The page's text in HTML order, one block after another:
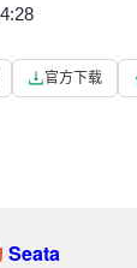
官方下载
Seata